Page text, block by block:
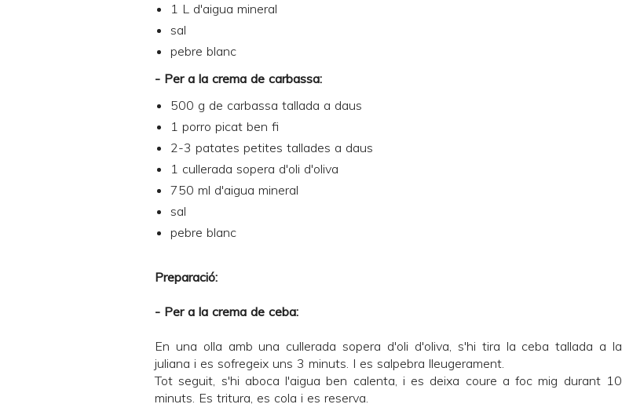
1 L d'aigua mineral
sal
pebre blanc
- Per a la crema de carbassa:
500 g de carbassa tallada a daus
1 porro picat ben fi
2-3 patates petites tallades a daus
1 cullerada sopera d'oli d'oliva
750 ml d'aigua mineral
sal
pebre blanc
Preparació:
- Per a la crema de ceba:
En una olla amb una cullerada sopera d'oli d'oliva, s'hi tira la ceba tallada a la
juliana i es sofregeix uns 3 minuts. I es salpebra lleugerament.
Tot seguit, s'hi aboca l'aigua ben calenta, i es deixa coure a foc mig durant 10
minuts. Es tritura, es cola i es reserva.